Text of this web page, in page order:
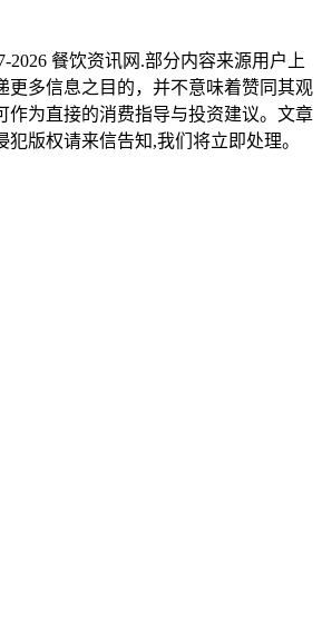
2026 餐饮资讯网 .部分内容来源用户上
更多信息之目的，并不意味着赞同其观
作为直接的消费指导与投资建议。文章
版权请来信告知,我们将立即处理。